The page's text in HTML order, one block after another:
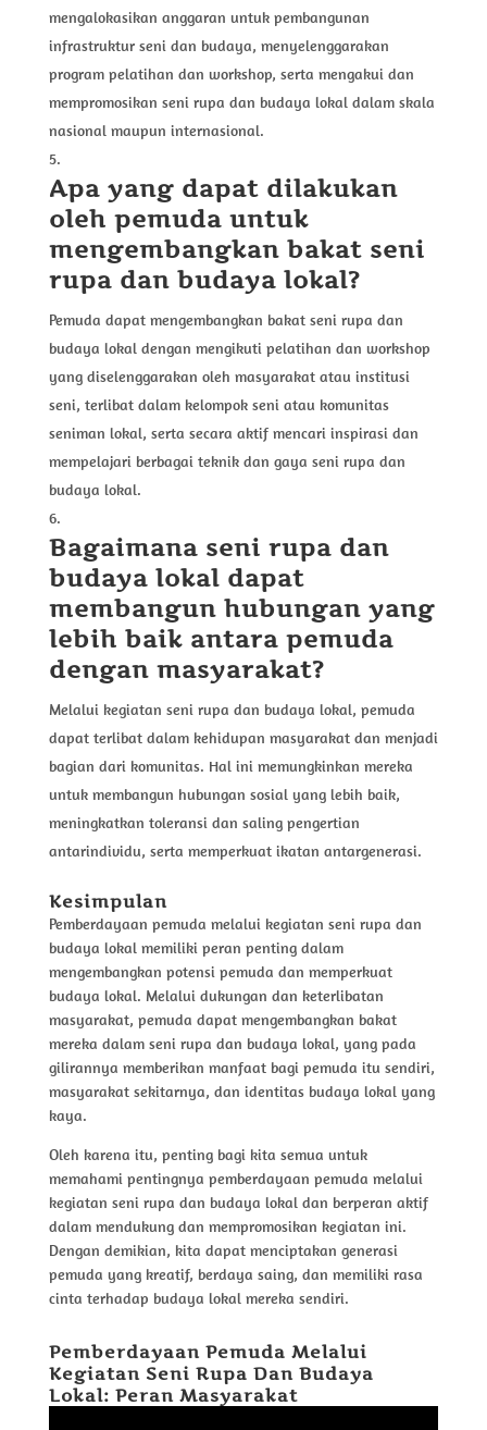
mengalokasikan anggaran untuk pembangunan
infrastruktur seni dan budaya, menyelenggarakan
program pelatihan dan workshop, serta mengakui dan
mempromosikan seni rupa dan budaya lokal dalam skala
nasional maupun internasional.
Apa yang dapat dilakukan
oleh pemuda untuk
mengembangkan bakat seni
rupa dan budaya lokal?
Pemuda dapat mengembangkan bakat seni rupa dan
budaya lokal dengan mengikuti pelatihan dan workshop
yang diselenggarakan oleh masyarakat atau institusi
seni, terlibat dalam kelompok seni atau komunitas
seniman lokal, serta secara aktif mencari inspirasi dan
mempelajari berbagai teknik dan gaya seni rupa dan
budaya lokal.
Bagaimana seni rupa dan
budaya lokal dapat
membangun hubungan yang
lebih baik antara pemuda
dengan masyarakat?
Melalui kegiatan seni rupa dan budaya lokal, pemuda
dapat terlibat dalam kehidupan masyarakat dan menjadi
bagian dari komunitas. Hal ini memungkinkan mereka
untuk membangun hubungan sosial yang lebih baik,
meningkatkan toleransi dan saling pengertian
antarindividu, serta memperkuat ikatan antargenerasi.
Kesimpulan
Pemberdayaan pemuda melalui kegiatan seni rupa dan
budaya lokal memiliki peran penting dalam
mengembangkan potensi pemuda dan memperkuat
budaya lokal. Melalui dukungan dan keterlibatan
masyarakat, pemuda dapat mengembangkan bakat
mereka dalam seni rupa dan budaya lokal, yang pada
gilirannya memberikan manfaat bagi pemuda itu sendiri,
masyarakat sekitarnya, dan identitas budaya lokal yang
kaya.
Oleh karena itu, penting bagi kita semua untuk
memahami pentingnya pemberdayaan pemuda melalui
kegiatan seni rupa dan budaya lokal dan berperan aktif
dalam mendukung dan mempromosikan kegiatan ini.
Dengan demikian, kita dapat menciptakan generasi
pemuda yang kreatif, berdaya saing, dan memiliki rasa
cinta terhadap budaya lokal mereka sendiri.
Pemberdayaan Pemuda Melalui
Kegiatan Seni Rupa Dan Budaya
Lokal: Peran Masyarakat